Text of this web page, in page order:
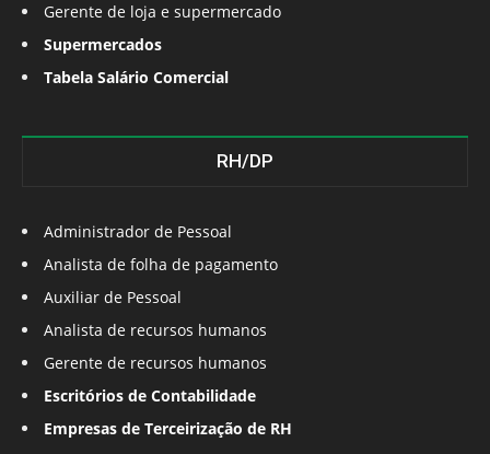
Gerente de loja e supermercado
Supermercados
Tabela Salário Comercial
RH/DP
Administrador de Pessoal
Analista de folha de pagamento
Auxiliar de Pessoal
Analista de recursos humanos
Gerente de recursos humanos
Escritórios de Contabilidade
Empresas de Terceirização de RH